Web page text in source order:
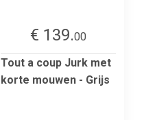
€ 139.00
Tout a coup Jurk met
korte mouwen - Grijs